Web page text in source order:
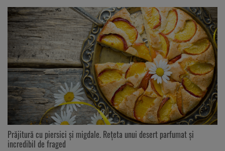
Prăjitură cu piersici și migdale. Rețeta unui desert parfumat și
incredibil de fraged